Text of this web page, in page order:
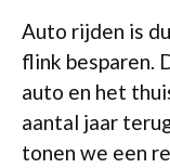
Auto rijden is
flink besparen.
auto en het
aantal jaar
tonen we een